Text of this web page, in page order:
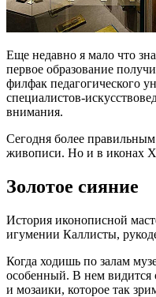
Еще недавно я мало что
первое образование
филфак педагогического
специалистов-
внимания.
Сегодня более
живописи. Но и в иконах
Золотое сияние
История иконописной
игумении Каллисты,
Когда ходишь по залам
особенный. В нем видится
и мозаики, которое так